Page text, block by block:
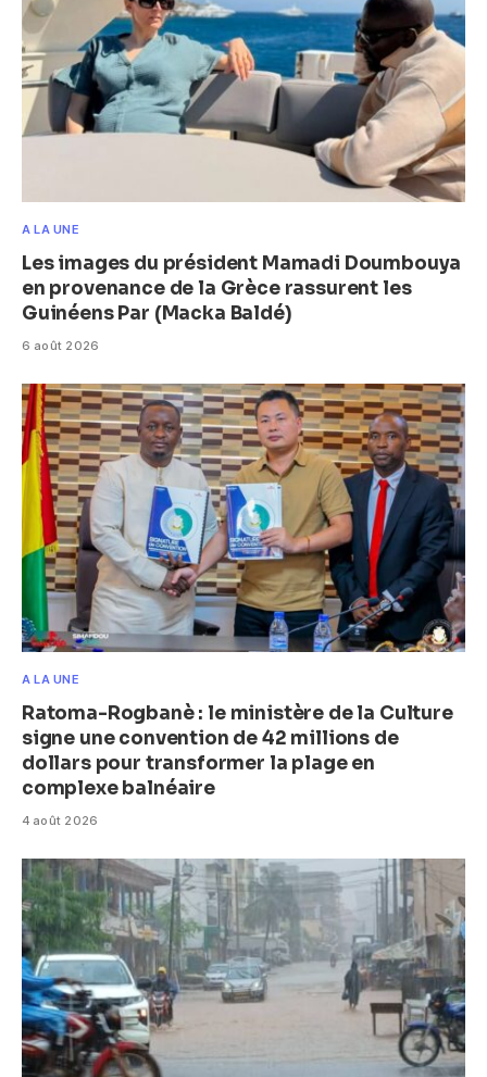
A LA UNE
Les images du président Mamadi Doumbouya
en provenance de la Grèce rassurent les
Guinéens Par (Macka Baldé)
6 août 2026
A LA UNE
Ratoma-Rogbanè : le ministère de la Culture
signe une convention de 42 millions de
dollars pour transformer la plage en
complexe balnéaire
4 août 2026